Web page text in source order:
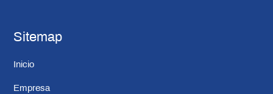
Sitemap
Inicio
Empresa